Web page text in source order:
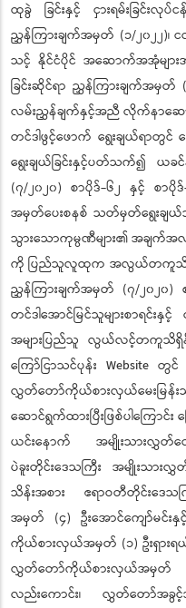
ထုခွဲ ခြင်းနှင့် ငှားရမ်းခြင်းလု
ညွှန်ကြားချက်အမှတ် (၁/၂၀၂၂)၊
သင့် နိုင်ငံပိုင် အဆောက်အအုံများ
ခြင်းဆိုင်ရာ ညွှန်ကြားချက်အမှတ်
လမ်းညွှန်ချက်နှင့်အညီ လိုက်နာဆော
တင်ဒါဖွင့်ဖောက် ရွေးချယ်ရာ
ရွေးချယ်ခြင်းနှင့်ပတ်သက်၍ ယခ
(၇/၂၀၂၀) စာပိုဒ်-၆၂ နှင့် စာ
အမှတ်ပေးစနစ် သတ်မှတ်ရွေးချယ်သွာ
သွားသောကုမ္ပဏီများ၏ အချက်အလ
ကို ပြည်သူလူထုက အလွယ်တကူသိရှိနို
ညွှန်ကြားချက်အမှတ် (၇/၂၀၂၀
တင်ဒါအောင်မြင်သူများစာရင်
အများပြည်သူ လွယ်လင့်တကူသိရှိ
ကြော်ငြာသင်ပုန်း Website တွ
လွှတ်တော်ကိုယ်စားလှယ်မေးမြန်
ဆောင်ရွက်ထားပြီးဖြစ်ပါကြောင်း
ယင်းနောက် အမျိုးသားလွှတ်တ
ပဲခူးတိုင်းဒေသကြီး အမျိုးသ
သိန်းအစား ဧရာဝတီတိုင်းဒေ
အမှတ် (၄) ဦးအောင်ကျော်မင်
ကိုယ်စားလှယ်အမှတ် (၁) ဦးရှားရယ်
လွှတ်တော်ကိုယ်စားလှယ်အမှတ် (၇)
လည်းကောင်း၊ လွှတ်တော်အခွင့်